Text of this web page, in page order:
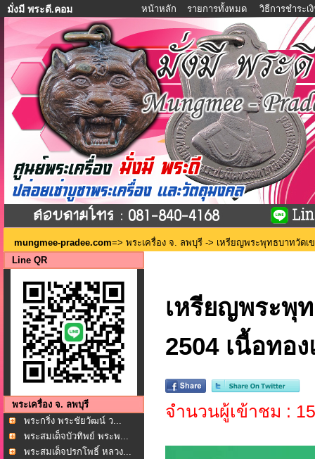
มั่งมี พระดี.คอม หน้าหลัก รายการทั้งหมด วิธีการชำระเ
mungmee-pradee.com=> พระเครื่อง จ. ลพบุรี -> เหรียญพระพุทธบาทวัดเ
Line QR
พระเครื่อง จ. ลพบุรี
พระกริ่ง พระชัยวัฒน์ ว...
พระสมเด็จบัวทิพย์ พระพ...
พระสมเด็จปรกโพธิ์ หลวง...
เหรียญพระพุ
2504 เนื้อทอ
จำนวนผู้เข้าชม :